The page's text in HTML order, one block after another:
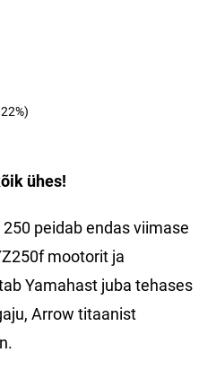
ühes!
peidab endas viimase
mootorit ja
Yamahast juba tehases
Arrow titaanist